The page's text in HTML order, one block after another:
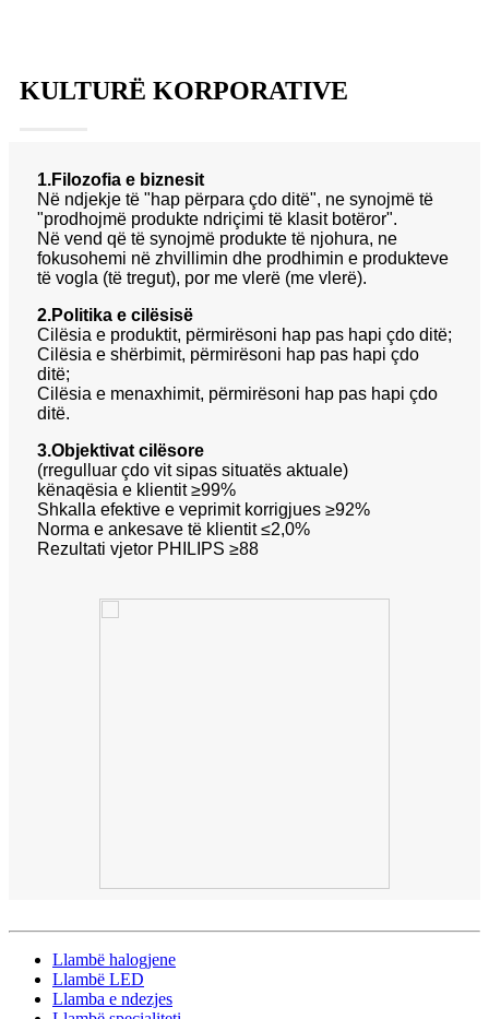
KULTURË KORPORATIVE
1.Filozofia e biznesit
Në ndjekje të "hap përpara çdo ditë", ne synojmë të
"prodhojmë produkte ndriçimi të klasit botëror".
Në vend që të synojmë produkte të njohura, ne
fokusohemi në zhvillimin dhe prodhimin e produkteve
të vogla (të tregut), por me vlerë (me vlerë).
2.Politika e cilësisë
Cilësia e produktit, përmirësoni hap pas hapi çdo ditë;
Cilësia e shërbimit, përmirësoni hap pas hapi çdo
ditë;
Cilësia e menaxhimit, përmirësoni hap pas hapi çdo
ditë.
3.Objektivat cilësore
(rregulluar çdo vit sipas situatës aktuale)
kënaqësia e klientit ≥99%
Shkalla efektive e veprimit korrigjues ≥92%
Norma e ankesave të klientit ≤2,0%
Rezultati vjetor PHILIPS ≥88
Llambë halogjene
Llambë LED
Llamba e ndezjes